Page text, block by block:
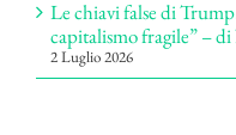
Le chiavi false di
capitalismo fragile” –
2 Luglio 2026